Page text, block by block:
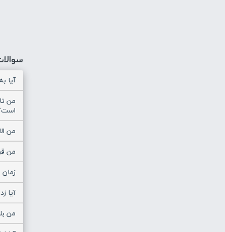
آیا
من
من
من
آیا
من